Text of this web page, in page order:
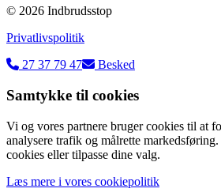
© 2026 Indbrudsstop
Privatlivspolitik
27 37 79 47
Besked
Samtykke til cookies
Vi og vores partnere bruger cookies til at
analysere trafik og målrette
cookies eller tilpasse dine valg.
Læs mere i vores cookiepolitik